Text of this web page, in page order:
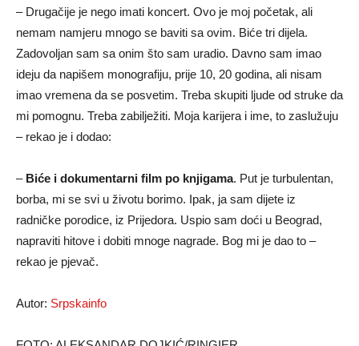
– Drugačije je nego imati koncert. Ovo je moj početak, ali
nemam namjeru mnogo se baviti sa ovim. Biće tri dijela.
Zadovoljan sam sa onim što sam uradio. Davno sam imao
ideju da napišem monografiju, prije 10, 20 godina, ali nisam
imao vremena da se posvetim. Treba skupiti ljude od struke da
mi pomognu. Treba zabilježiti. Moja karijera i ime, to zaslužuju
– rekao je i dodao:
– Biće i dokumentarni film po knjigama. Put je turbulentan,
borba, mi se svi u životu borimo. Ipak, ja sam dijete iz
radničke porodice, iz Prijedora. Uspio sam doći u Beograd,
napraviti hitove i dobiti mnoge nagrade. Bog mi je dao to –
rekao je pjevač.
Autor: Srpskainfo